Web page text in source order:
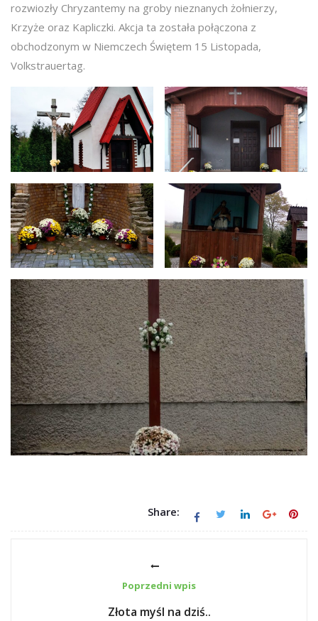
rozwiozły Chryzantemy na groby nieznanych żołnierzy,
Krzyże oraz Kapliczki. Akcja ta została połączona z
obchodzonym w Niemczech Świętem 15 Listopada,
Volkstrauertag.
Share:
Poprzedni wpis
Złota myśl na dziś..